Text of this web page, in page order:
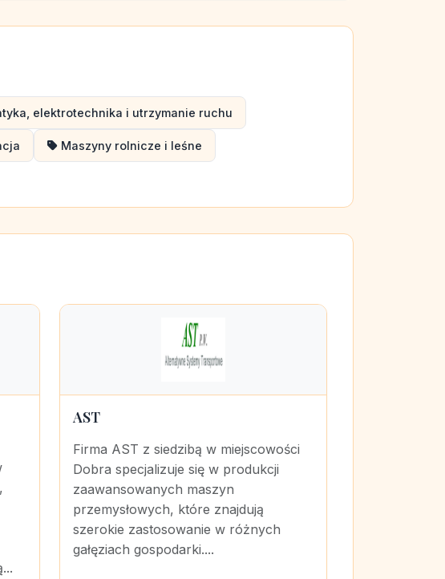
elektrotechnika i utrzymanie ruchu
Maszyny rolnicze i leśne
AST
Firma AST z siedzibą w miejscowości
Dobra specjalizuje się w produkcji
zaawansowanych maszyn
przemysłowych, które znajdują
szerokie zastosowanie w różnych
gałęziach gospodarki....